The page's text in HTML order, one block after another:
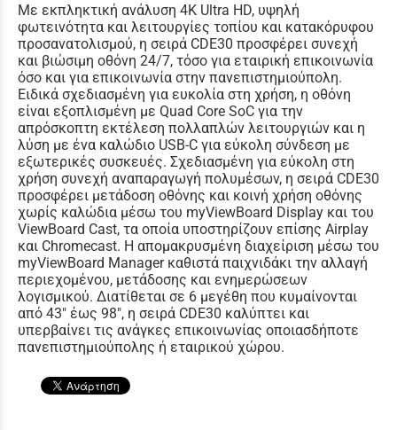
Με εκπληκτική ανάλυση 4K Ultra HD, υψηλή
φωτεινότητα και λειτουργίες τοπίου και κατακόρυφου
προσανατολισμού, η σειρά CDE30 προσφέρει συνεχή
και βιώσιμη οθόνη 24/7, τόσο για εταιρική επικοινωνία
όσο και για επικοινωνία στην πανεπιστημιούπολη.
Ειδικά σχεδιασμένη για ευκολία στη χρήση, η οθόνη
είναι εξοπλισμένη με Quad Core SoC για την
απρόσκοπτη εκτέλεση πολλαπλών λειτουργιών και η
λύση με ένα καλώδιο USB-C για εύκολη σύνδεση με
εξωτερικές συσκευές. Σχεδιασμένη για εύκολη στη
χρήση συνεχή αναπαραγωγή πολυμέσων, η σειρά CDE30
προσφέρει μετάδοση οθόνης και κοινή χρήση οθόνης
χωρίς καλώδια μέσω του myViewBoard Display και του
ViewBoard Cast, τα οποία υποστηρίζουν επίσης Airplay
και Chromecast. Η απομακρυσμένη διαχείριση μέσω του
myViewBoard Manager καθιστά παιχνιδάκι την αλλαγή
περιεχομένου, μετάδοσης και ενημερώσεων
λογισμικού. Διατίθεται σε 6 μεγέθη που κυμαίνονται
από 43" έως 98", η σειρά CDE30 καλύπτει και
υπερβαίνει τις ανάγκες επικοινωνίας οποιασδήποτε
πανεπιστημιούπολης ή εταιρικού χώρου.